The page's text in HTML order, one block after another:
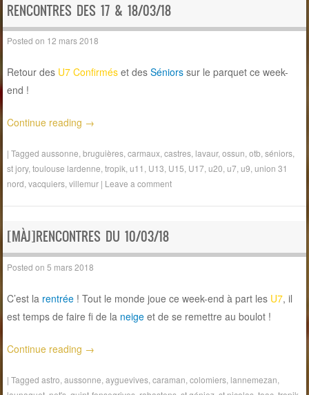
RENCONTRES DES 17 & 18/03/18
Posted on 12 mars 2018
Retour des U7 Confirmés et desSéniors sur le parquet ce week-
end !
Continue reading →
|Taggedaussonne ,bruguières ,carmaux ,castres lavaur,ossun ,otb ,séniors
st jory,toulouse lardenne ,tropik ,u11 U13 U15 U17 ,u20 ,u7 ,u9 ,union 31
nord ,vacquiers ,villemur | Leave a comment
[MÀJ]RENCONTRES DU 10/03/18
Posted on5 mars 2018
C’est la rentrée ! Tout le monde joue ce week-end à part les U7, il
est temps de faire fi de la neige et de se remettre au boulot !
Continue reading →
|Taggedastro ,aussonne ,ayguevives ,caraman ,colomiers lannemezan